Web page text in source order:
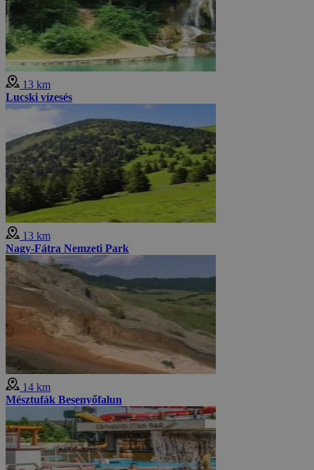
13 km
Lucski vízesés
13 km
Nagy-Fátra Nemzeti Park
14 km
Mésztufák Besenyőfalun